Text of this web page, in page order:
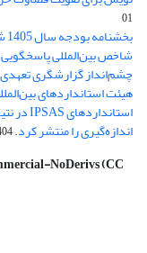
01
بخشنامه بودجه سال 1405 شهرداری‌های سراسر کشور
چشم‌انداز گزارشگری تعهدی
اندازه‌گیری را منتشر کرد.01
NoDerivs (CC